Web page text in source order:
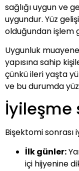
sağlığı uygun ve
uygundur. Yüz
olduğundan işlem
Uygunluk
yapısına sahip
çünkü ileri yaşta
ve bu durumda
İyileşme
Bişektomi
İlk günler:
içi hijyenine